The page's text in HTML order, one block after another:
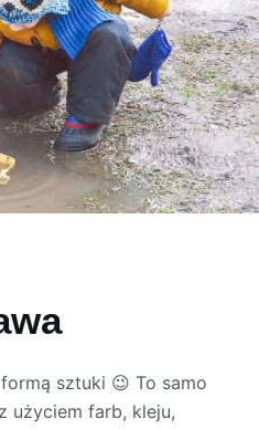
sztuki 😉 To samo
użyciem farb, kleju,